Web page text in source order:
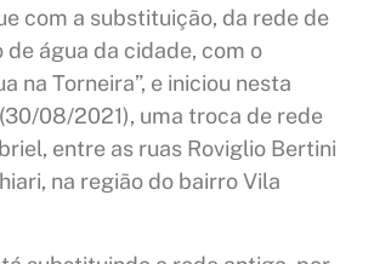
com a substituição, da rede de
água da cidade, com o
na Torneira”, e iniciou nesta
08/2021), uma troca de rede
entre as ruas Roviglio Bertini
na região do bairro Vila